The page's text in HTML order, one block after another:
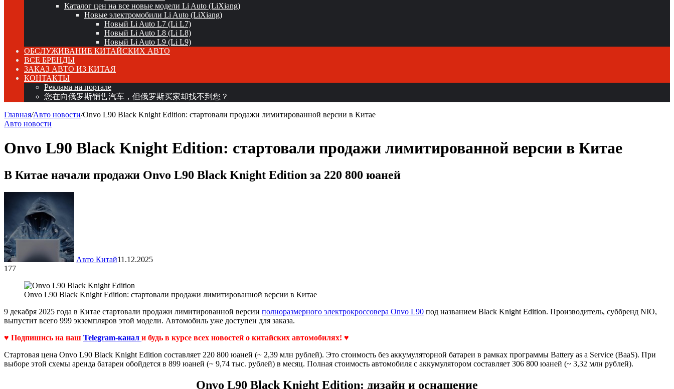
Каталог цен на все новые модели Li Auto (LiXiang)
Новые электромобили Li Auto (LiXiang)
Новый Li Auto L7 (Li L7)
Новый Li Auto L8 (Li L8)
Новый Li Auto L9 (Li L9)
ОБСЛУЖИВАНИЕ КИТАЙСКИХ АВТО
ВСЕ БРЕНДЫ
ЗАКАЗ АВТО ИЗ КИТАЯ
КОНТАКТЫ
Реклама на портале
您在向俄罗斯销售汽车，但俄罗斯买家却找不到您？
Главная/Авто новости/Onvo L90 Black Knight Edition: стартовали продажи лимитированной версии в Китае
Авто новости
Onvo L90 Black Knight Edition: стартовали продажи лимитированной версии в Китае
В Китае начали продажи Onvo L90 Black Knight Edition за 220 800 юаней
Авто Китай11.12.2025
177
Onvo L90 Black Knight Edition: стартовали продажи лимитированной версии в Китае
9 декабря 2025 года в Китае стартовали продажи лимитированной версии полноразмерного электрокроссовера Onvo L90 под названием Black Knight Edition. Производитель, суббренд NIO,
выпустит всего 999 экземпляров этой модели. Автомобиль уже доступен для заказа.
♥ Подпишись на наш Telegram-канал и будь в курсе всех новостей о китайских автомобилях! ♥
Стартовая цена Onvo L90 Black Knight Edition составляет 220 800 юаней (~ 2,39 млн рублей). Это стоимость без аккумуляторной батареи в рамках программы Battery as a Service (BaaS). При
выборе этой схемы аренда батареи обойдется в 899 юаней (~ 9,74 тыс. рублей) в месяц. Полная стоимость автомобиля с аккумулятором составляет 306 800 юаней (~ 3,32 млн рублей).
Onvo L90 Black Knight Edition: дизайн и оснащение